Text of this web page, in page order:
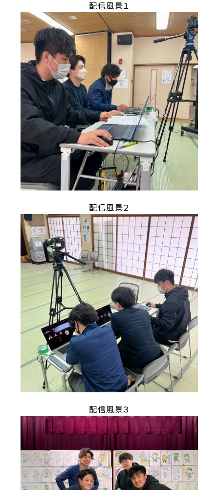
配信風景１
配信風景２
配信風景３